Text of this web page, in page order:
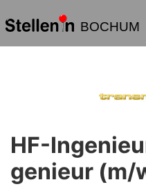
BOCHUM
HF-
genieur (m/